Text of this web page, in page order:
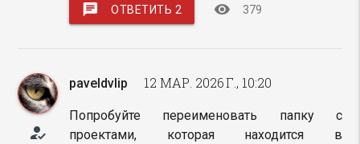
chat ОТВЕТИТЬ 2 visibility 379
how_to_reg
paveldvlip 12 МАР. 2026 Г., 10:20
Попробуйте переименовать папку с
проектами, которая находится в